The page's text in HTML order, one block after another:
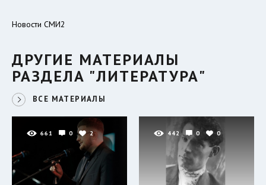
Новости СМИ2
ДРУГИЕ МАТЕРИАЛЫ
РАЗДЕЛА "ЛИТЕРАТУРА"
ВСЕ МАТЕРИАЛЫ
661 0 2 442 0 0